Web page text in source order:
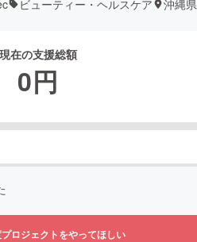
ビューティー・ヘルスケア 沖縄県
現在の支援総額
0円
ロジェクトをやってほしい